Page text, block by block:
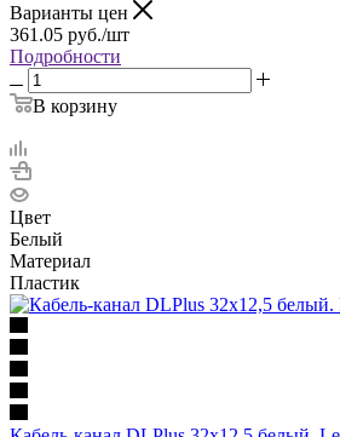
Варианты цен
361.05 руб./шт
Подробности
В корзину
Цвет
Белый
Материал
Пластик